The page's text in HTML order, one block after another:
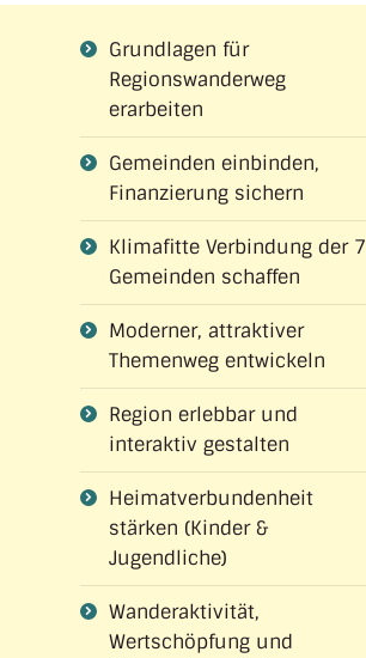
Grundlagen für
Regionswanderweg
erarbeiten
Gemeinden einbinden,
Finanzierung sichern
Klimafitte Verbindung der 7
Gemeinden schaffen
Moderner, attraktiver
Themenweg entwickeln
Region erlebbar und
interaktiv gestalten
Heimatverbundenheit
stärken (Kinder &
Jugendliche)
Wanderaktivität,
Wertschöpfung und